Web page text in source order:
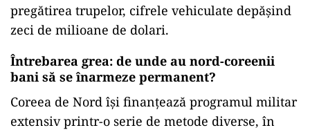
pregătirea trupelor, cifrele vehiculate depășind
zeci de milioane de dolari.
Întrebarea grea: de unde au nord-coreenii
bani să se înarmeze permanent?
Coreea de Nord își finanțează programul militar
extensiv printr-o serie de metode diverse, în